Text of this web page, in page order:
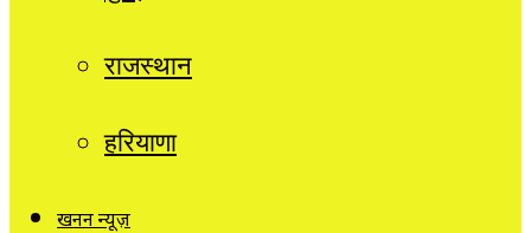
राजस्थान
हरियाणा
खनन न्यूज़